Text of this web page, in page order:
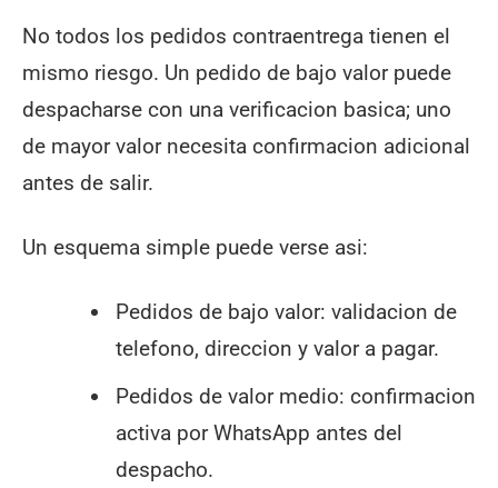
No todos los pedidos contraentrega tienen el
mismo riesgo. Un pedido de bajo valor puede
despacharse con una verificacion basica; uno
de mayor valor necesita confirmacion adicional
antes de salir.
Un esquema simple puede verse asi:
Pedidos de bajo valor: validacion de
telefono, direccion y valor a pagar.
Pedidos de valor medio: confirmacion
activa por WhatsApp antes del
despacho.